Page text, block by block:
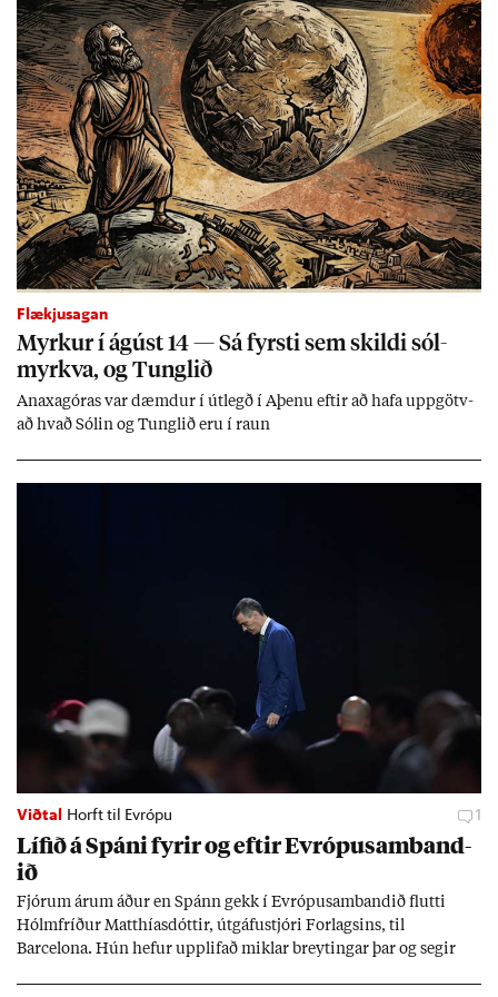
Flækjusagan
Myrk­ur í ág­úst 14 — Sá fyrsti sem skildi sól­
myrkva, og Tungl­ið
An­axagór­as var dæmd­ur í út­legð í Aþenu eft­ir að hafa upp­götv­
að hvað Sól­in og Tungl­ið eru í raun
Viðtal Horft til Evrópu 1
Líf­ið á Spáni fyr­ir og eft­ir Evr­ópu­sam­band­
ið
Fjór­um ár­um áð­ur en Spánn gekk í Evr­ópu­sam­band­ið flutti
Hólm­fríð­ur Matth­ías­dótt­ir, út­gáfu­stjóri For­lags­ins, til
Barcelona. Hún hef­ur upp­lif­að mikl­ar breyt­ing­ar þar og seg­ir